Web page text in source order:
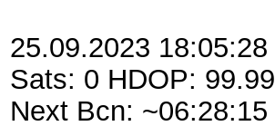
25.09.2023 18:05:28
Sats: 0 HDOP: 99.99
Next Bcn: ~06:28:15